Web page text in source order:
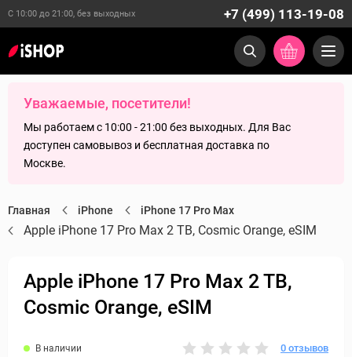
С 10:00 до 21:00, без выходных +7 (499) 113-19-08
Уважаемые, посетители!
Мы работаем с 10:00 - 21:00 без выходных. Для Вас
доступен самовывоз и бесплатная доставка по
Москве.
Главная iPhone iPhone 17 Pro Max
Apple iPhone 17 Pro Max 2 TB, Cosmic Orange, eSIM
Apple iPhone 17 Pro Max 2 TB,
Cosmic Orange, eSIM
В наличии 0 отзывов